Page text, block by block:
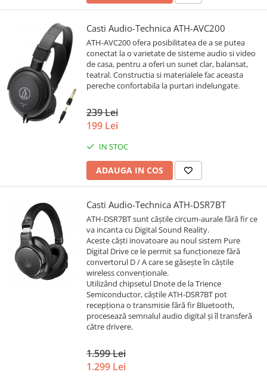
Casti Audio-Technica ATH-AVC200
ATH-AVC200 ofera posibilitatea de a se putea
conectat la o varietate de sisteme audio si video
de casa, pentru a oferi un sunet clar, balansat,
teatral. Constructia si materialele fac aceasta
pereche confortabila la purtari indelungate.
239 Lei
199 Lei
IN STOC
ADAUGA IN COS
Casti Audio-Technica ATH-DSR7BT
ATH-DSR7BT sunt căștile circum-aurale fără fir ce
va incanta cu Digital Sound Reality.
Aceste căști inovatoare au noul sistem Pure
Digital Drive ce le permit sa funcționeze fără
convertorul D / A care se găsește în căștile
wireless convenționale.
Utilizând chipsetul Dnote de la Trience
Semiconductor, căștile ATH-DSR7BT pot
recepționa o transmisie fără fir Bluetooth,
procesează semnalul audio digital și îl transferă
către drivere.
1.599 Lei
1.299 Lei